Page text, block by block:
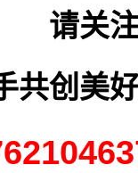
请关
共创美